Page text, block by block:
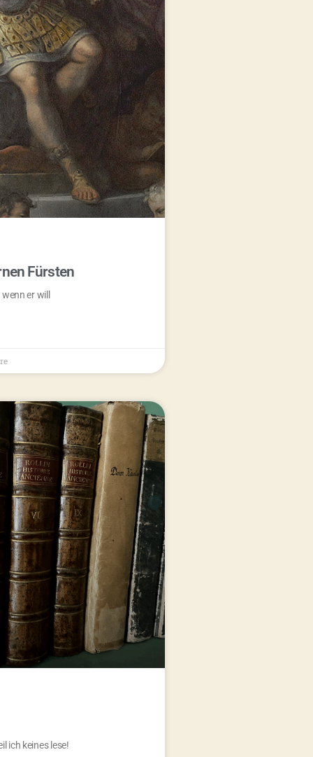
Fürsten
er will
ich keines lese!